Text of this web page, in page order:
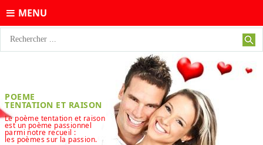
MENU
POEME
TENTATION ET RAISON
Le poème tentation et raison
est un poème passionnel
parmi notre recueil :
les poèmes sur la passion.